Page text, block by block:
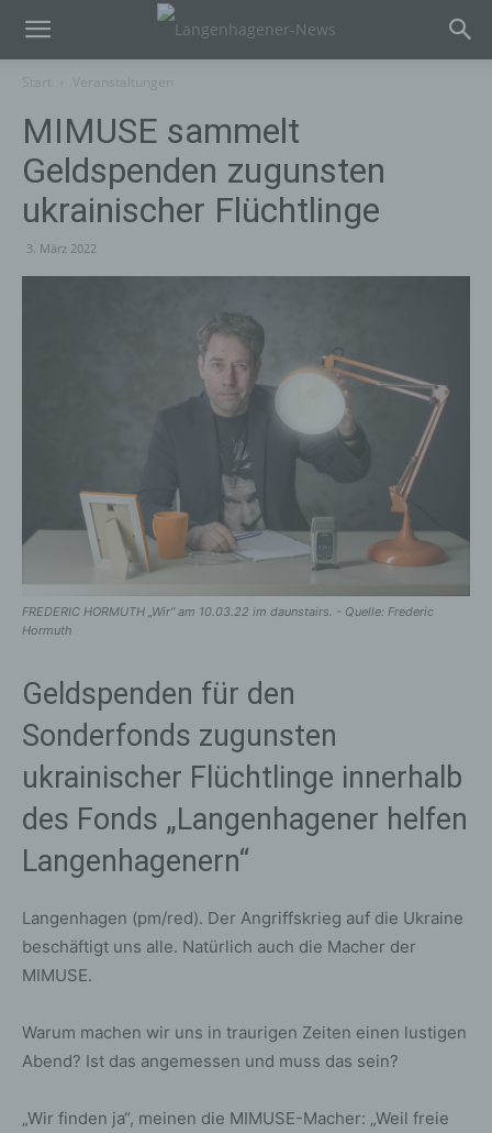
MIMUSE sammelt
Geldspenden zugunsten
ukrainischer Flüchtlinge
3. März 2022
FREDERIC HORMUTH „Wir“ am 10.03.22 im daunstairs. - Quelle: Frederic
Hormuth
Geldspenden für den
Sonderfonds zugunsten
ukrainischer Flüchtlinge innerhalb
des Fonds „Langenhagener helfen
Langenhagenern“
Langenhagen (pm/red). Der Angriffskrieg auf die Ukraine
beschäftigt uns alle. Natürlich auch die Macher der
MIMUSE.
Warum machen wir uns in traurigen Zeiten einen lustigen
Abend? Ist das angemessen und muss das sein?
„Wir finden ja“, meinen die MIMUSE-Macher: „Weil freie